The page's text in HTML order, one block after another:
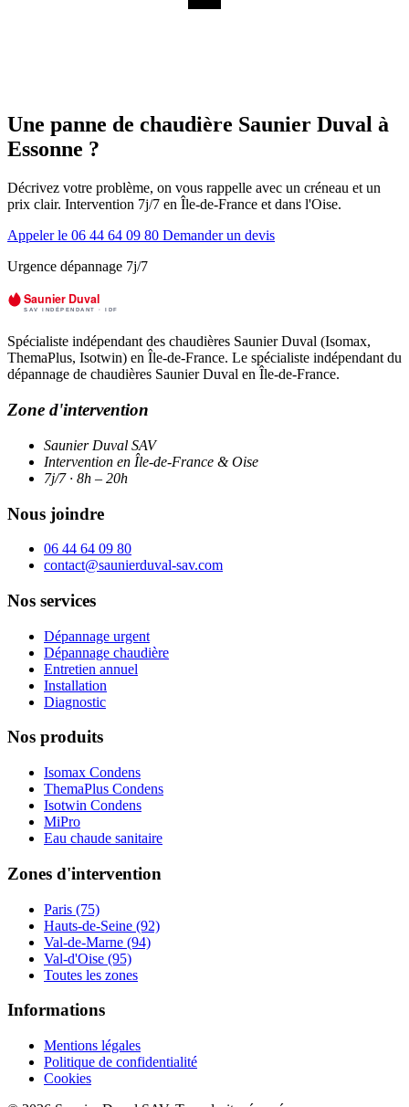
Une panne de chaudière Saunier Duval à
Essonne ?
Décrivez votre problème, on vous rappelle avec un créneau et un
prix clair. Intervention 7j/7 en Île-de-France et dans l'Oise.
Appeler le 06 44 64 09 80 Demander un devis
Urgence dépannage 7j/7
Spécialiste indépendant des chaudières Saunier Duval (Isomax,
ThemaPlus, Isotwin) en Île-de-France. Le spécialiste indépendant du
dépannage de chaudières Saunier Duval en Île-de-France.
Zone d'intervention
Saunier Duval SAV
Intervention en Île-de-France & Oise
7j/7 · 8h – 20h
Nous joindre
06 44 64 09 80
contact@saunierduval-sav.com
Nos services
Dépannage urgent
Dépannage chaudière
Entretien annuel
Installation
Diagnostic
Nos produits
Isomax Condens
ThemaPlus Condens
Isotwin Condens
MiPro
Eau chaude sanitaire
Zones d'intervention
Paris (75)
Hauts-de-Seine (92)
Val-de-Marne (94)
Val-d'Oise (95)
Toutes les zones
Informations
Mentions légales
Politique de confidentialité
Cookies